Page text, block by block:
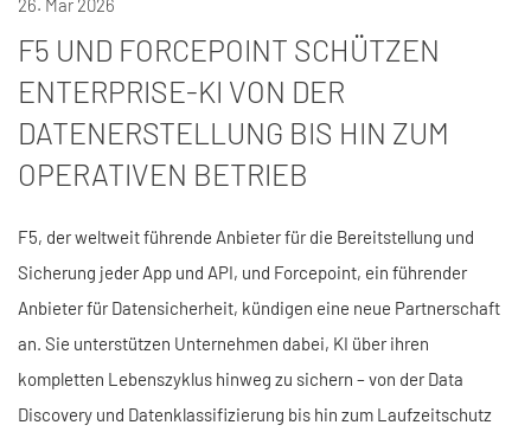
26. Mar 2026
F5 UND FORCEPOINT SCHÜTZEN
ENTERPRISE-KI VON DER
DATENERSTELLUNG BIS HIN ZUM
OPERATIVEN BETRIEB
F5, der weltweit führende Anbieter für die Bereitstellung und
Sicherung jeder App und API, und Forcepoint, ein führender
Anbieter für Datensicherheit, kündigen eine neue Partnerschaft
an. Sie unterstützen Unternehmen dabei, KI über ihren
kompletten Lebenszyklus hinweg zu sichern – von der Data
Discovery und Datenklassifizierung bis hin zum Laufzeitschutz